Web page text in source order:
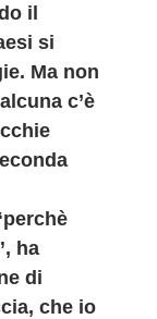
il
si
Ma non
c’è
ha
di
che io